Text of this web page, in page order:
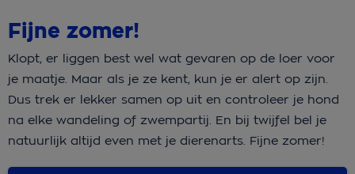
Fijne zomer!
Klopt, er liggen best wel wat gevaren op de loer voor
je maatje. Maar als je ze kent, kun je er alert op zijn.
Dus trek er lekker samen op uit en controleer je hond
na elke wandeling of zwempartij. En bij twijfel bel je
natuurlijk altijd even met je dierenarts. Fijne zomer!